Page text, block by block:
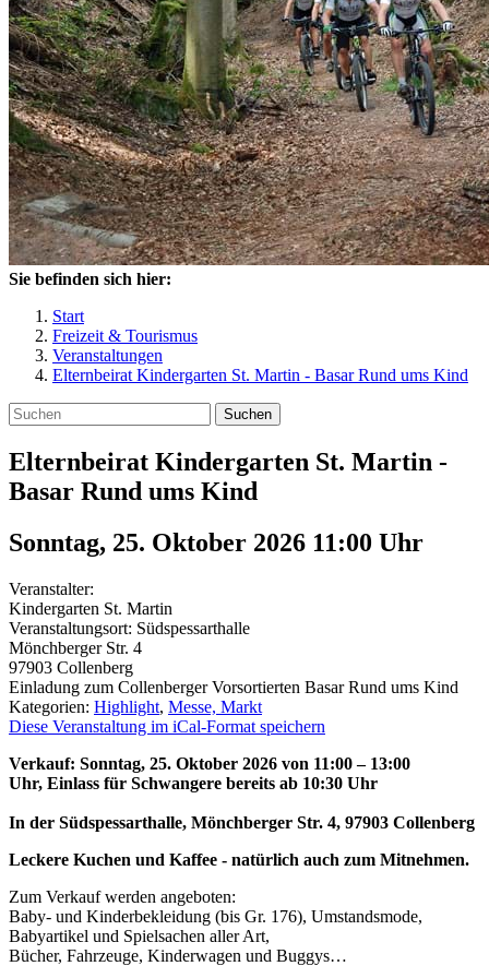
Sie befinden sich hier:
Start
Freizeit & Tourismus
Veranstaltungen
Elternbeirat Kindergarten St. Martin - Basar Rund ums Kind
Suchen
Elternbeirat Kindergarten St. Martin -
Basar Rund ums Kind
Sonntag, 25. Oktober 2026 11:00 Uhr
Veranstalter:
Kindergarten St. Martin
Veranstaltungsort: Südspessarthalle
Mönchberger Str. 4
97903 Collenberg
Einladung zum Collenberger Vorsortierten Basar Rund ums Kind
Kategorien: Highlight, Messe, Markt
Diese Veranstaltung im iCal-Format speichern
Verkauf: Sonntag, 25. Oktober 2026 von 11:00 – 13:00
Uhr, Einlass für Schwangere bereits ab 10:30 Uhr
In der Südspessarthalle, Mönchberger Str. 4, 97903 Collenberg
Leckere Kuchen und Kaffee - natürlich auch zum Mitnehmen.
Zum Verkauf werden angeboten:
Baby- und Kinderbekleidung (bis Gr. 176), Umstandsmode,
Babyartikel und Spielsachen aller Art,
Bücher, Fahrzeuge, Kinderwagen und Buggys…